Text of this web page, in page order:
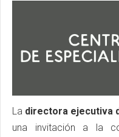
La directora ejecutiva
una invitación a la